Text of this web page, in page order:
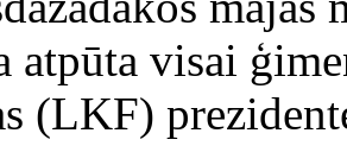
atpūta visai
(LKF)